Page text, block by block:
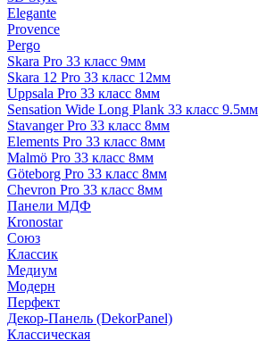
Elegante
Provence
Pergo
Skara Pro 33 класс 9мм
Skara 12 Pro 33 класс 12мм
Uppsala Pro 33 класс 8мм
Sensation Wide Long Plank 33 класс 9.5мм
Stavanger Pro 33 класс 8мм
Elements Pro 33 класс 8мм
Malmö Pro 33 класс 8мм
Göteborg Pro 33 класс 8мм
Chevron Pro 33 класс 8мм
Панели МДФ
Кronostar
Союз
Классик
Медиум
Модерн
Перфект
Декор-Панель (DekorPanel)
Классическая